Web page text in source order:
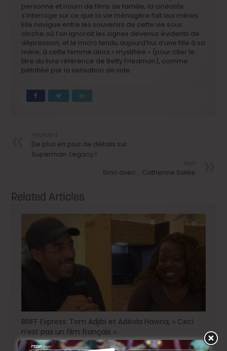
personne et nourri de films de famille, la cinéaste
s’interroge sur ce que la vie ménagère fait aux mères.
Elle navigue entre les souvenirs de cette vie sous
cloche où l’on ignorait les signes devenus évidents de
dépression, et le micro tendu aujourd’hui d’une fille à sa
mère, à cette femme alors « mystifiée » (pour citer le
titre du livre référence de Betty Friedman), comme
pétrifiée par la sensation de vide.
De plus en plus de détails sur
Superman: Legacy !
5mn avec… Catherine Salée
Related Articles
BRIFF Express: Tom Adjibi et Adéola Hawna, « Ceci
n’est pas un film français ».
2 jours ago